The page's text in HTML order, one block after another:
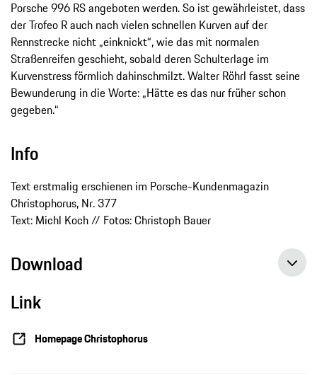
Porsche 996 RS angeboten werden. So ist gewährleistet, dass
der Trofeo R auch nach vielen schnellen Kurven auf der
Rennstrecke nicht „einknickt“, wie das mit normalen
Straßenreifen geschieht, sobald deren Schulterlage im
Kurvenstress förmlich dahinschmilzt. Walter Röhrl fasst seine
Bewunderung in die Worte: „Hätte es das nur früher schon
gegeben.“
Info
Text erstmalig erschienen im Porsche-Kundenmagazin
Christophorus, Nr. 377
Text: Michl Koch // Fotos: Christoph Bauer
Download
Link
Homepage Christophorus